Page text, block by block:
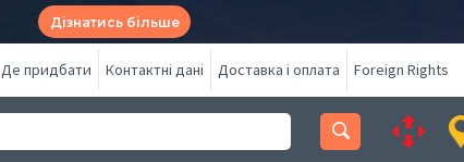
Дізнатись більше
Де придбати Контактні дані Доставка і оплата Foreign Rights